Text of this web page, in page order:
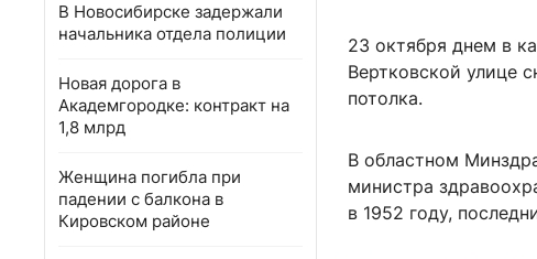
В Новосибирске задержали
начальника отдела полиции
Новая дорога в
Академгородке: контракт на
1,8 млрд
Женщина погибла при
падении с балкона в
Кировском районе
23 октября днем в
Вертковской улице
потолка.
В областном
министра
в 1952 году,